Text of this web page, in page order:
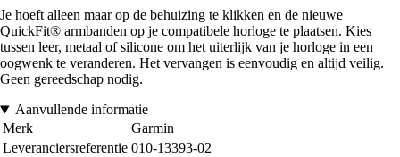
Je hoeft alleen maar op de behuizing te klikken en de nieuwe
QuickFit® armbanden op je compatibele horloge te plaatsen. Kies
tussen leer, metaal of silicone om het uiterlijk van je horloge in een
oogwenk te veranderen. Het vervangen is eenvoudig en altijd veilig.
Geen gereedschap nodig.
Aanvullende informatie
Merk
Garmin
Leveranciersreferentie 010-13393-02